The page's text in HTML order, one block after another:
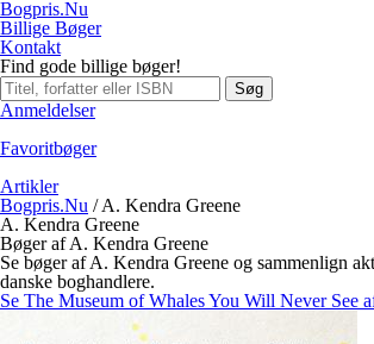
Bogpris.Nu
Billige Bøger
Kontakt
Find gode billige bøger!
Søg
Anmeldelser
Favoritbøger
Artikler
Bogpris.Nu /A. Kendra Greene
A. Kendra Greene
Bøger af A. Kendra Greene
Se bøger af A. Kendra Greene og sammenlign
danske boghandlere.
Se The Museum of Whales You Will Never See